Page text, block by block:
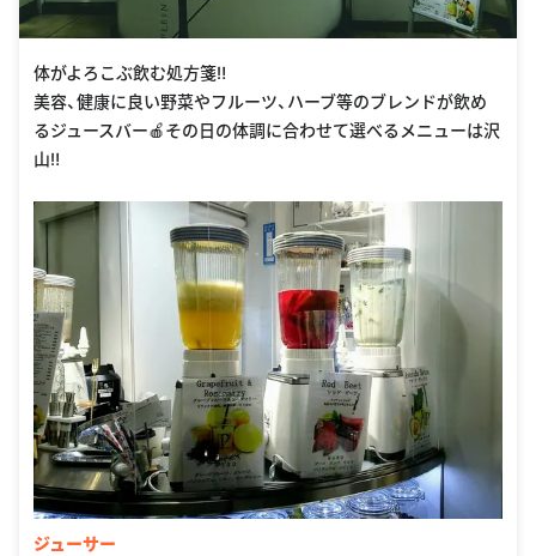
体がよろこぶ飲む処方箋‼
美容、健康に良い野菜やフルーツ、ハーブ等のブレンドが飲め
るジュースバー🍎その日の体調に合わせて選べるメニューは沢
山‼
ジューサー